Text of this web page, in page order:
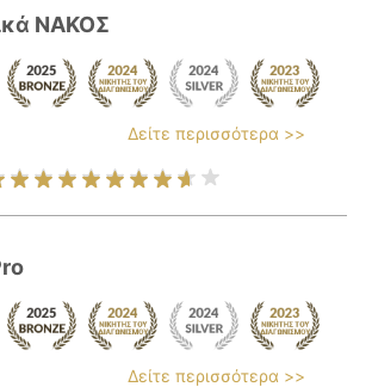
ΝΑΚΟΣ
Δείτε περισσότερα >>
Δείτε περισσότερα >>